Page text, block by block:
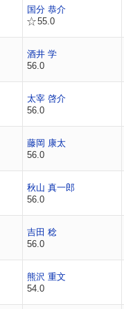
国分 恭介
55.0
酒井 学
56.0
太宰 啓介
56.0
藤岡 康太
56.0
秋山 真一郎
56.0
吉田 稔
56.0
熊沢 重文
54.0